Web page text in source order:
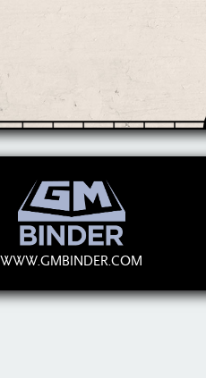
WWW.GMBINDER.COM